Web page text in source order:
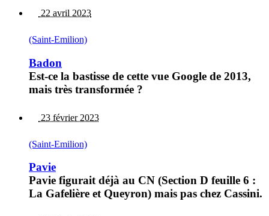
22 avril 2023
(Saint-Emilion)
Badon
Est-ce la bastisse de cette vue Google de 2013,
mais très transformée ?
23 février 2023
(Saint-Emilion)
Pavie
Pavie figurait déjà au CN (Section D feuille 6 :
La Gafelière et Queyron) mais pas chez Cassini.